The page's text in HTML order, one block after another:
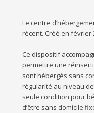
Le centre
récent. Créé en février
Ce dispositif
permettre une
sont hébergés sans
régularité au niveau
seule condition pour
d’être sans domicile